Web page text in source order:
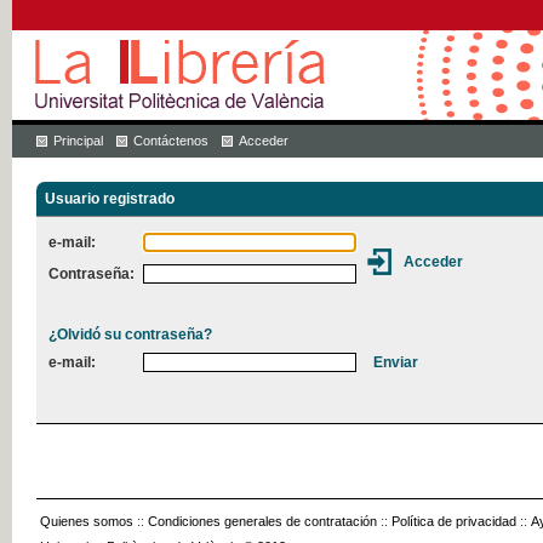
Principal Contáctenos Acceder
Usuario registrado
e-mail:
Contraseña:
¿Olvidó su contraseña?
e-mail:
Quienes somos :: Condiciones generales de contratación :: Política de privacidad ::